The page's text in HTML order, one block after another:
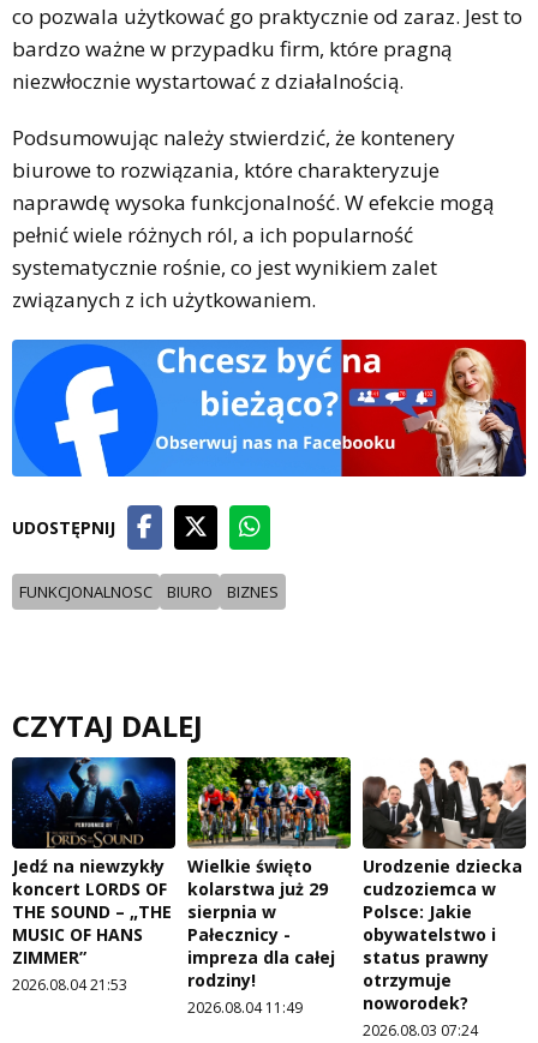
co pozwala użytkować go praktycznie od zaraz. Jest to
bardzo ważne w przypadku firm, które pragną
niezwłocznie wystartować z działalnością.
Podsumowując należy stwierdzić, że kontenery
biurowe to rozwiązania, które charakteryzuje
naprawdę wysoka funkcjonalność. W efekcie mogą
pełnić wiele różnych ról, a ich popularność
systematycznie rośnie, co jest wynikiem zalet
związanych z ich użytkowaniem.
UDOSTĘPNIJ
FUNKCJONALNOSC BIURO BIZNES
CZYTAJ DALEJ
Jedź na niewzykły
koncert LORDS OF
THE SOUND – „THE
MUSIC OF HANS
ZIMMER”
2026.08.04 21:53
Wielkie święto
kolarstwa już 29
sierpnia w
Pałecznicy -
impreza dla całej
rodziny!
2026.08.04 11:49
Urodzenie dziecka
cudzoziemca w
Polsce: Jakie
obywatelstwo i
status prawny
otrzymuje
noworodek?
2026.08.03 07:24